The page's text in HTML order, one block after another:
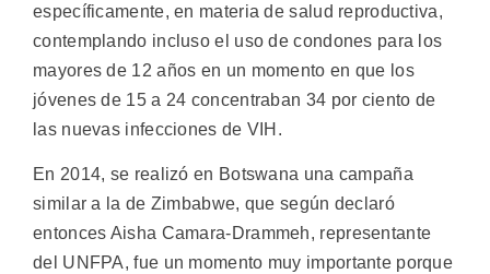
específicamente, en materia de salud reproductiva,
contemplando incluso el uso de condones para los
mayores de 12 años en un momento en que los
jóvenes de 15 a 24 concentraban 34 por ciento de
las nuevas infecciones de VIH.
En 2014, se realizó en Botswana una campaña
similar a la de Zimbabwe, que según declaró
entonces Aisha Camara-Drammeh, representante
del UNFPA, fue un momento muy importante porque